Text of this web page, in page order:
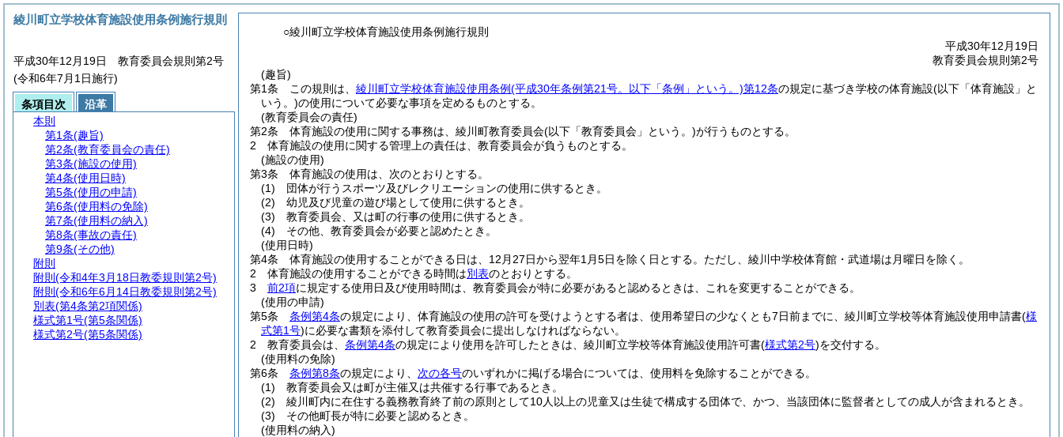
○綾川町立学校体育施設使用条例施行規則
平成30年12月19日
教育委員会規則第2号
(趣旨)
第1条
この規則は、 綾川町立学校体育施設使用条例(平成30年条例第21号。以下「条例」という。)第12条の規定に基づき学校の体育施設(以下「体育施設」と
いう。)の使用について必要な事項を定めるものとする。
(教育委員会の責任)
第2条
体育施設の使用に関する事務は、綾川町教育委員会(以下「教育委員会」という。)が行うものとする。
2
体育施設の使用に関する管理上の責任は、教育委員会が負うものとする。
(施設の使用)
第3条
体育施設の使用は、次のとおりとする。
(1)
団体が行うスポーツ及びレクリエーションの使用に供するとき。
(2)
幼児及び児童の遊び場として使用に供するとき。
(3)
教育委員会、又は町の行事の使用に供するとき。
(4)
その他、教育委員会が必要と認めたとき。
(使用日時)
第4条
体育施設の使用することができる日は、12月27日から翌年1月5日を除く日とする。 ただし、綾川中学校体育館・武道場は月曜日を除く。
2
体育施設の使用することができる時間は別表のとおりとする。
3
前2項に規定する使用日及び使用時間は、教育委員会が特に必要があると認めるときは、これを変更することができる。
(使用の申請)
第5条
条例第4条の規定により、体育施設の使用の許可を受けようとする者は、使用希望日の少なくとも7日前までに、綾川町立学校等体育施設使用申請書(様
式第1号)に必要な書類を添付して教育委員会に提出しなければならない。
2
教育委員会は、 条例第4条の規定により使用を許可したときは、綾川町立学校等体育施設使用許可書(様式第2号)を交付する。
(使用料の免除)
第6条
条例第8条の規定により、 次の各号のいずれかに掲げる場合については、使用料を免除することができる。
(1)
教育委員会又は町が主催又は共催する行事であるとき。
(2)
綾川町内に在住する義務教育終了前の原則として10人以上の児童又は生徒で構成する団体で、かつ、当該団体に監督者としての成人が含まれるとき。
(3)
その他町長が特に必要と認めるとき。
(使用料の納入)
綾川町立学校体育施設使用条例施行規則
平成30年12月19日 教育委員会規則第2号
(令和6年7月1日施行)
条項目次
沿革
本則
第1条(趣旨)
第2条(教育委員会の責任)
第3条(施設の使用)
第4条(使用日時)
第5条(使用の申請)
第6条(使用料の免除)
第7条(使用料の納入)
第8条(事故の責任)
第9条(その他)
附則
附則 (令和4年3月18日教委規則第2号)
附則 (令和6年6月14日教委規則第2号)
別表(第4条第2項関係)
様式第1号(第5条関係)
様式第2号(第5条関係)